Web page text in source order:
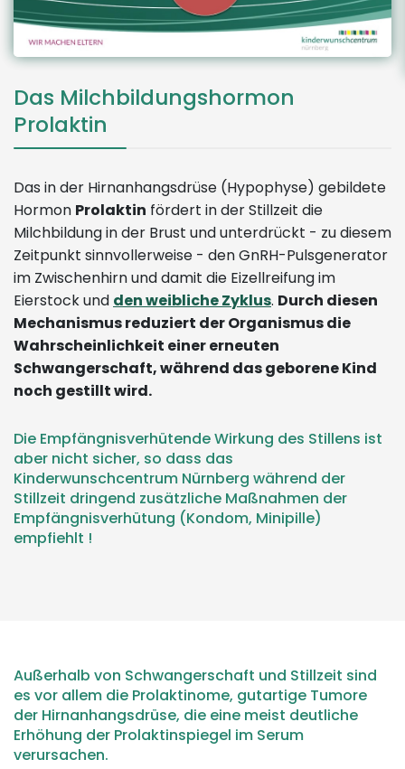
Das Milchbildungshormon
Prolaktin
Das in der Hirnanhangsdrüse (Hypophyse) gebildete
Hormon Prolaktin fördert in der Stillzeit die
Milchbildung in der Brust und unterdrückt - zu diesem
Zeitpunkt sinnvollerweise - den GnRH-Pulsgenerator
im Zwischenhirn und damit die Eizellreifung im
Eierstock und den weibliche Zyklus. Durch diesen
Mechanismus reduziert der Organismus die
Wahrscheinlichkeit einer erneuten
Schwangerschaft, während das geborene Kind
noch gestillt wird.
Die Empfängnisverhütende Wirkung des Stillens ist
aber nicht sicher, so dass das
Kinderwunschcentrum Nürnberg während der
Stillzeit dringend zusätzliche Maßnahmen der
Empfängnisverhütung (Kondom, Minipille)
empfiehlt !
Außerhalb von Schwangerschaft und Stillzeit sind
es vor allem die Prolaktinome, gutartige Tumore
der Hirnanhangsdrüse, die eine meist deutliche
Erhöhung der Prolaktinspiegel im Serum
verursachen.